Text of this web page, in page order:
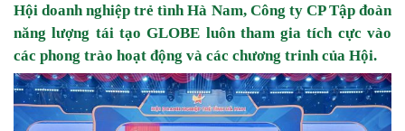
Hội doanh nghiệp trẻ tình Hà Nam, Công ty CP Tập đoàn
năng lượng tái tạo GLOBE luôn tham gia tích cực vào
các phong trào hoạt động và các chương trinh của Hội.